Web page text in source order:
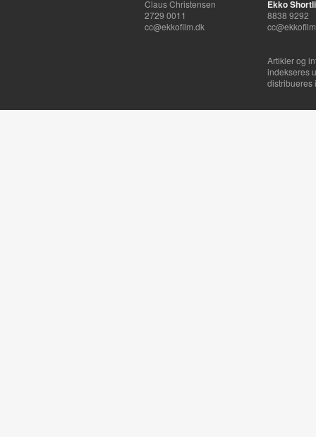
Claus Christensen
2729 0011
cc@ekkofilm.dk
Ekko
8838 9292
Artikler og
indekseres
distribueres